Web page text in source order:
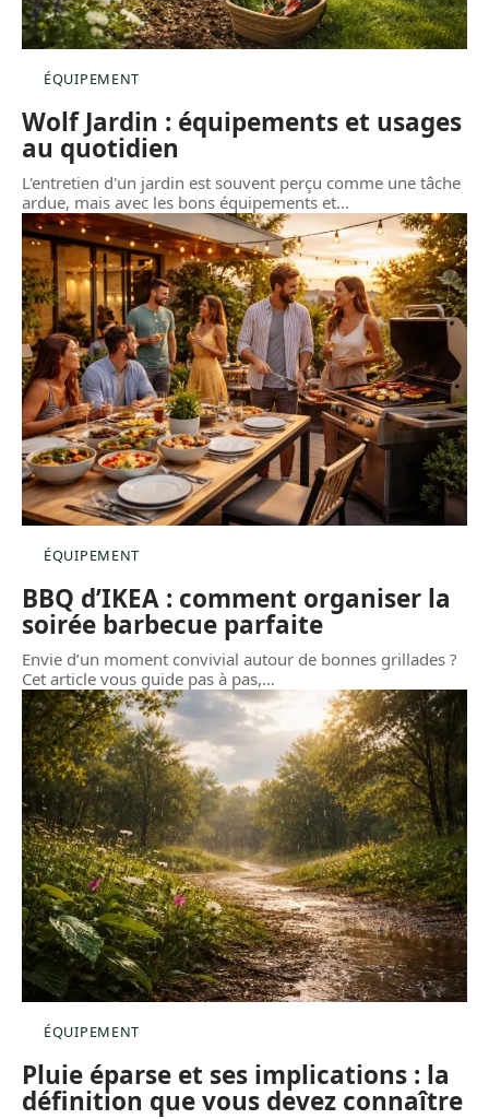
ÉQUIPEMENT
Wolf Jardin : équipements et usages
au quotidien
L'entretien d'un jardin est souvent perçu comme une tâche
ardue, mais avec les bons équipements et…
ÉQUIPEMENT
BBQ d’IKEA : comment organiser la
soirée barbecue parfaite
Envie d’un moment convivial autour de bonnes grillades ?
Cet article vous guide pas à pas,…
ÉQUIPEMENT
Pluie éparse et ses implications : la
définition que vous devez connaître